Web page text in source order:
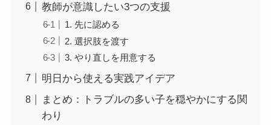
教師が意識したい3つの支援
1. 先に認める
2. 選択肢を渡す
3. やり直しを用意する
明日から使える実践アイデア
まとめ：トラブルの多い子を穏やかにする関
わり